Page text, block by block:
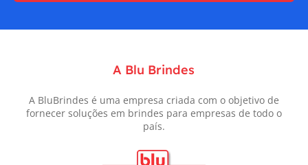
A Blu Brindes
A BluBrindes é uma empresa criada com o objetivo de
fornecer soluções em brindes para empresas de todo o
país.